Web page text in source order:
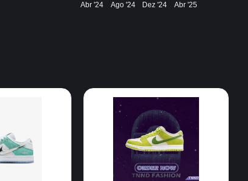
Abr '24 Ago '24 Dez '24 Abr '25